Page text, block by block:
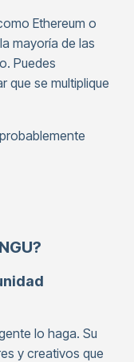
Ethereum o
mayoría de las
Puedes
que se multiplique
lo haga. Su
y creativos que